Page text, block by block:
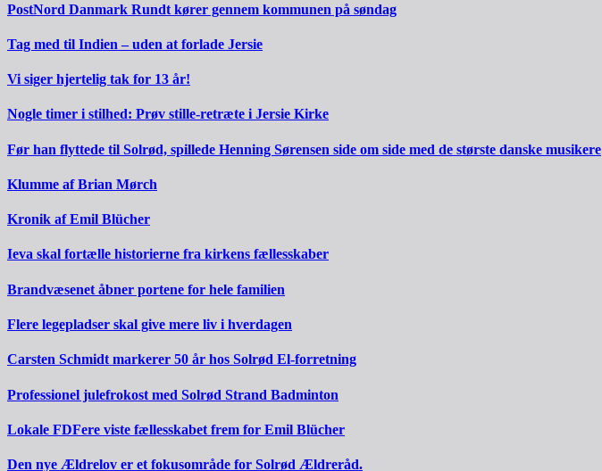
PostNord Danmark Rundt kører gennem kommunen på søndag
Tag med til Indien – uden at forlade Jersie
Vi siger hjertelig tak for 13 år!
Nogle timer i stilhed: Prøv stille-retræte i Jersie Kirke
Før han flyttede til Solrød, spillede Henning Sørensen side om side med de største danske musikere
Klumme af Brian Mørch
Kronik af Emil Blücher
Ieva skal fortælle historierne fra kirkens fællesskaber
Brandvæsenet åbner portene for hele familien
Flere legepladser skal give mere liv i hverdagen
Carsten Schmidt markerer 50 år hos Solrød El-forretning
Professionel julefrokost med Solrød Strand Badminton
Lokale FDFere viste fællesskabet frem for Emil Blücher
Den nye Ældrelov er et fokusområde for Solrød Ældreråd.